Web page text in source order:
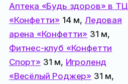
Аптека «Будь здоров» в ТЦ
«Конфетти» 14 м, Ледовая
арена «Конфетти» 31 м,
Фитнес-клуб «Конфетти
Спорт»31 м, Игроленд
«Весёлый Роджер» 31 м,